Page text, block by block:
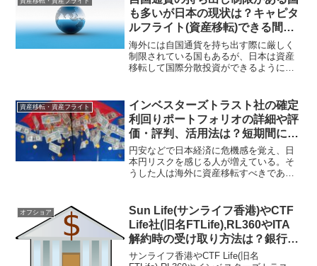
商品を活用する人も少なくない。
も多いが日本の現状は？キャピタ
ルフライト(資産移転)できる間に
して資産保全させた方が良いでし
ょう！
海外には自国通貨を持ち出す際に厳しく
制限されている国もあるが、日本は資産
移転して国際分散投資ができるようにな
際分散投資がしたい人は早めの行動をお
勧めしたい。
資産移転・資産フライト
インベスターズトラスト社の確定
利回りポートフォリオの詳細や評
価・評判、活用法は？短期間に資
産移転して解約して着金できる！
円安などで日本経済に危機感を覚え、日
本円リスクを感じる人が増えている。そ
うした人は海外に資産移転すべきであ
付き、日本にいながら契約可能な米ドル
建ての金融商品となっている。
オフショア
Sun Life(サンライフ香港)やCTF
Life社(旧名FTLife),RL360やITA
解約時の受け取り方法は？銀行口
座への送金や小切手での対応可
サンライフ香港やCTF Life(旧名